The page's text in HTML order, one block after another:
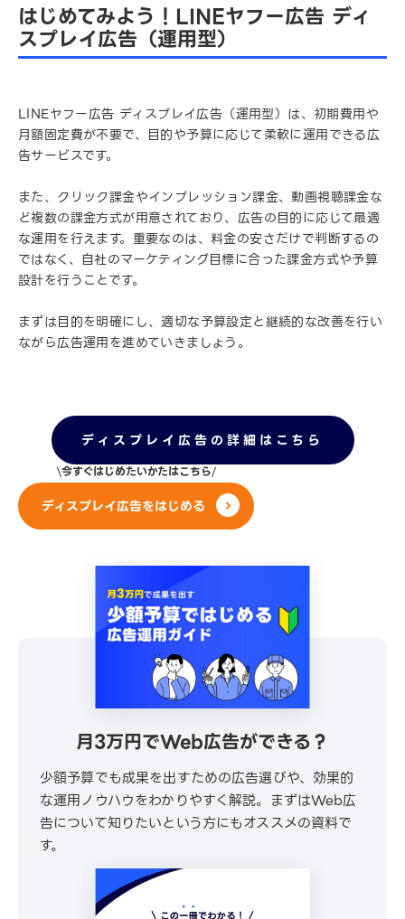
はじめてみよう！LINEヤフー広告 ディ
スプレイ広告（運用型）
LINEヤフー広告 ディスプレイ広告（運用型）は、初期費用や
月額固定費が不要で、目的や予算に応じて柔軟に運用できる広
告サービスです。
また、クリック課金やインプレッション課金、動画視聴課金な
ど複数の課金方式が用意されており、広告の目的に応じて最適
な運用を行えます。重要なのは、料金の安さだけで判断するの
ではなく、自社のマーケティング目標に合った課金方式や予算
設計を行うことです。
まずは目的を明確にし、適切な予算設定と継続的な改善を行い
ながら広告運用を進めていきましょう。
ディスプレイ広告の詳細はこちら
今すぐはじめたいかたはこちら
ディスプレイ広告をはじめる
月3万円でWeb広告ができる？
少額予算でも成果を出すための広告選びや、効果的
な運用ノウハウをわかりやすく解説。まずはWeb広
告について知りたいという方にもオススメの資料で
す。
\ 30秒でかんたんダウンロード /
無料でダウンロードする